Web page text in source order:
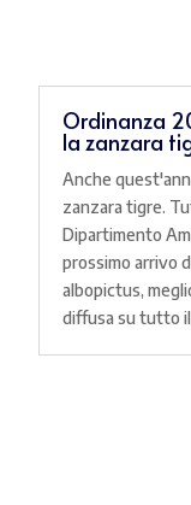
Ordinanza
la zanzara
Anche
zanzara tigre.
Dipartimento
prossimo arrivo
albopictus,
diffusa su tutto